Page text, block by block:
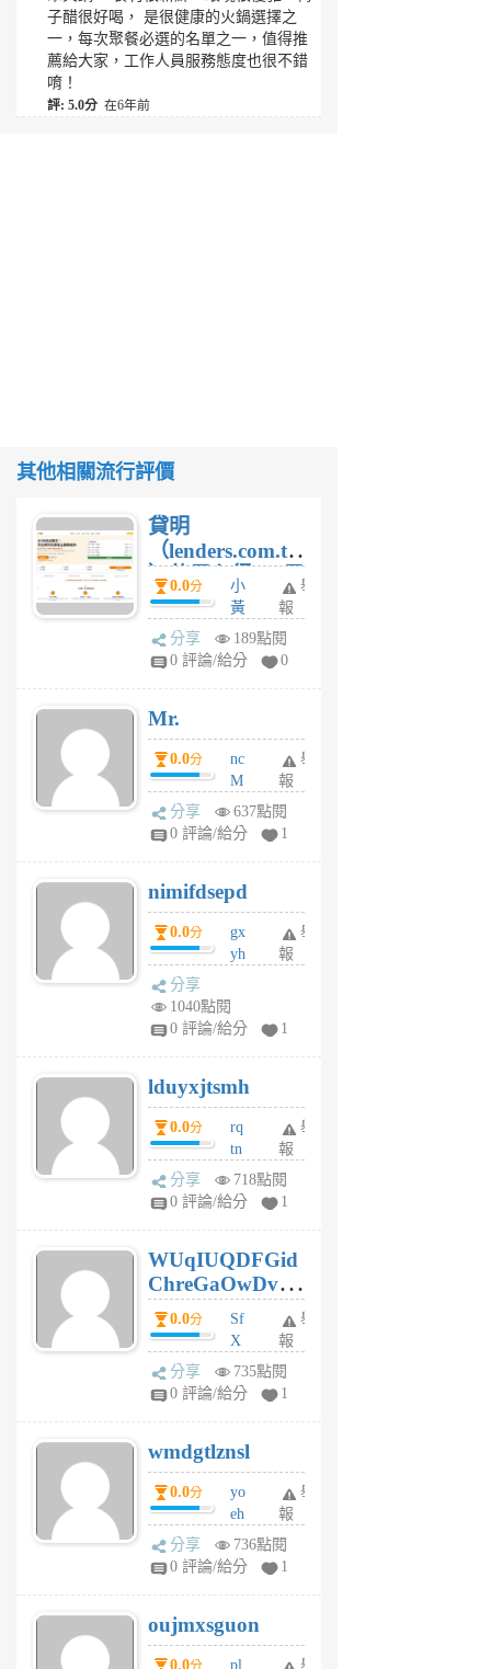
子醋很好喝， 是很健康的火鍋選擇之
一，每次聚餐必選的名單之一，值得推
薦給大家，工作人員服務態度也很不錯
唷！
評: 5.0分 在6年前
其他相關流行評價
貸明
（lenders.com.tw
）使用心得 — 民
間貸款比較平台
體驗
0.0分
小
黃
蜂
4
舉
報
分享
189點閱
0 評論/給分
0
Mr.
0.0分
nc
M
U
F
U
5
個
月
舉
報
分享
637點閱
0 評論/給分
1
nimifdsepd
0.0分
gx
yh
jl
月
前
舉
報
分享
1040點閱
0 評論/給分
1
lduyxjtsmh
0.0分
rq
tn
jt
gl
個
月
前
舉
報
分享
718點閱
0 評論/給分
1
WUqIUQDFGid
ChreGaOwDv
dY0.0分
Sf
X
Pe
Jc
R
P
m
v
A
V
個
月
舉
報
分享
735點閱
0 評論/給分
1
wmdgtlznsl
0.0分
yo
eh
ld
gy
個
月
舉
報
分享
736點閱
0 評論/給分
1
oujmxsguon
0.0 pl 舉